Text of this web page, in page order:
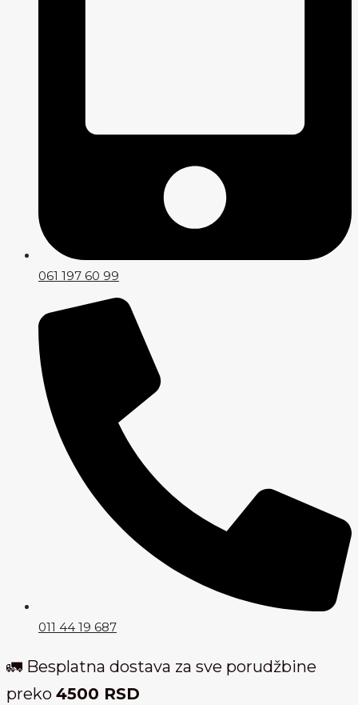
061 197 60 99
011 44 19 687
🚛 Besplatna dostava za sve porudžbine
preko 4500 RSD